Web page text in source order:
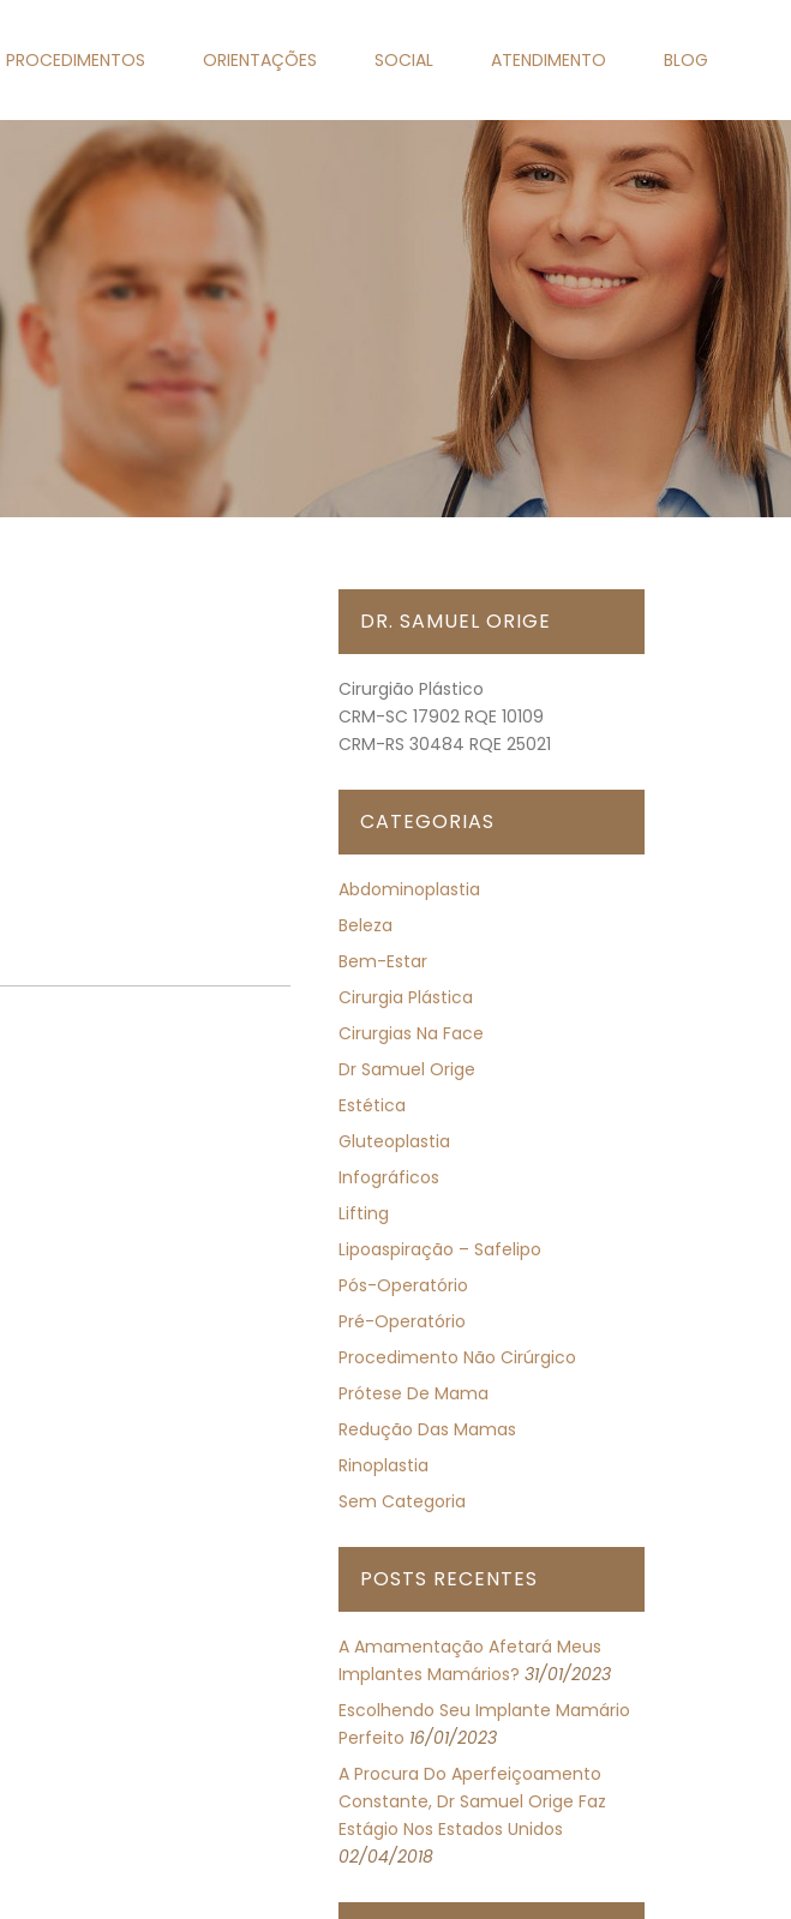
PROCEDIMENTOS ORIENTAÇÕES SOCIAL ATENDIMENTO BLOG
DR. SAMUEL ORIGE
Cirurgião Plástico
CRM-SC 17902 RQE 10109
CRM-RS 30484 RQE 25021
CATEGORIAS
Abdominoplastia
Beleza
Bem-Estar
Cirurgia Plástica
Cirurgias Na Face
Dr Samuel Orige
Estética
Gluteoplastia
Infográficos
Lifting
Lipoaspiração – Safelipo
Pós-Operatório
Pré-Operatório
Procedimento Não Cirúrgico
Prótese De Mama
Redução Das Mamas
Rinoplastia
Sem Categoria
POSTS RECENTES
A Amamentação Afetará Meus
Implantes Mamários? 31/01/2023
Escolhendo Seu Implante Mamário
Perfeito 16/01/2023
A Procura Do Aperfeiçoamento
Constante, Dr Samuel Orige Faz
Estágio Nos Estados Unidos
02/04/2018